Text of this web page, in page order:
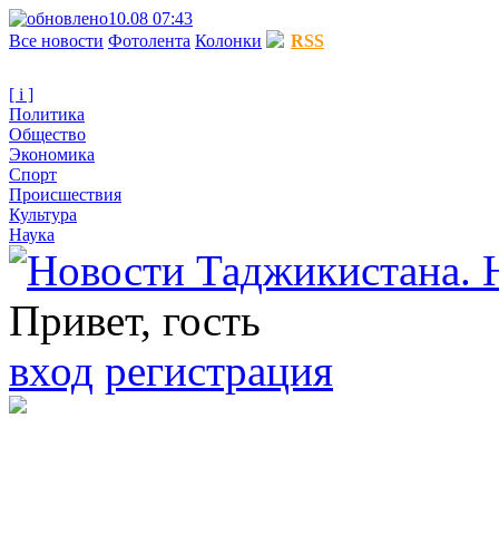
10.08 07:43
Все новости Фотолента Колонки RSS
[ i ]
Политика
Общество
Экономика
Спорт
Происшествия
Культура
Наука
Привет, гость
вход регистрация